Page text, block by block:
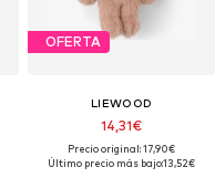
OFERTA
LIEWOOD
14,31€
Precio original: 17,90€
Último precio más bajo:13,52€